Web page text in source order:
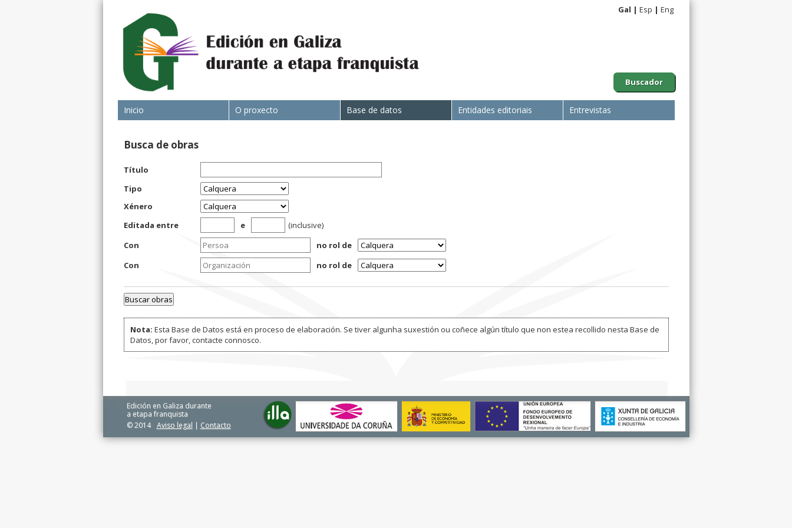
Buscador
Gal Esp Eng
Inicio O proxecto Base de datos Entidades editoriais Entrevistas
Busca de obras
Título
Tipo
Xénero
Editada entre
e
(inclusive)
Con
no rol de
Con
no rol de
Nota: Esta Base de Datos está en proceso de elaboración. Se tiver algunha suxestión ou coñece algún título que non estea recollido nesta Base de
Datos, por favor, contacte connosco.
Edición en Galiza durante
a etapa franquista
© 2014
Aviso legal | Contacto